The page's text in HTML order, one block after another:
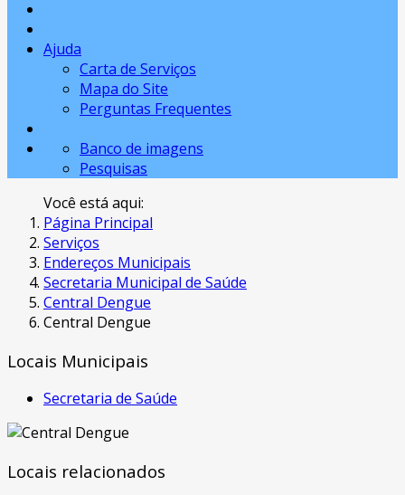
Ajuda
Carta de Serviços
Mapa do Site
Perguntas Frequentes
Banco de imagens
Pesquisas
Você está aqui:
Página Principal
Serviços
Endereços Municipais
Secretaria Municipal de Saúde
Central Dengue
Central Dengue
Locais Municipais
Secretaria de Saúde
Locais relacionados